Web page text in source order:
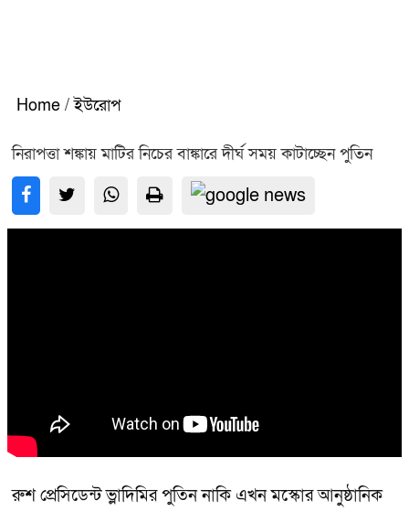
Home / ইউরোপ
নিরাপত্তা শঙ্কায় মাটির নিচের বাঙ্কারে দীর্ঘ সময় কাটাচ্ছেন পুতিন
রুশ প্রেসিডেন্ট ভ্লাদিমির পুতিন নাকি এখন মস্কোর আনুষ্ঠানিক